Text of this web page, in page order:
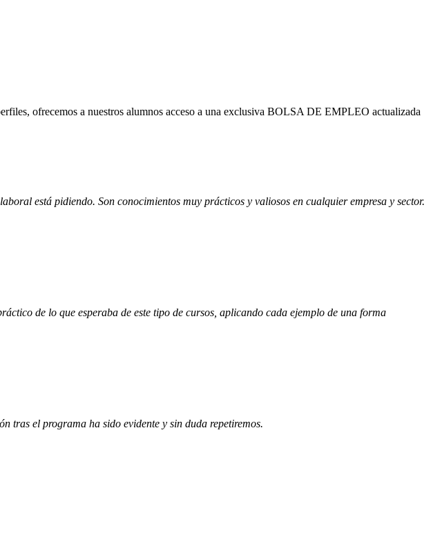
ofrecemos a nuestros alumnos acceso a una exclusiva BOLSA DE EMPLEO actualizada
está pidiendo. Son conocimientos muy prácticos y valiosos en cualquier empresa y sector.
de lo que esperaba de este tipo de cursos, aplicando cada ejemplo de una forma
tras el programa ha sido evidente y sin duda repetiremos.